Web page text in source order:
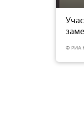
© РИА